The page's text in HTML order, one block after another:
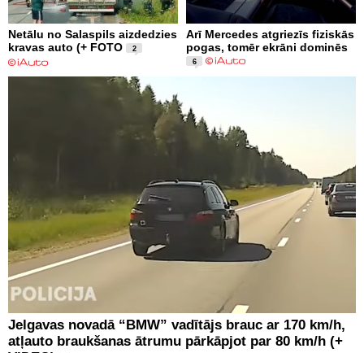
Netālu no Salaspils aizdedzies
kravas auto (+ FOTO
2
Arī Mercedes atgriezīs fiziskās
pogas, tomēr ekrāni dominēs
6
Jelgavas novadā “BMW” vadītājs brauc ar 170 km/h,
atļauto braukšanas ātrumu pārkāpjot par 80 km/h (+